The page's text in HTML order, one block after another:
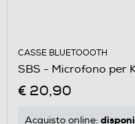
CASSE BLUETOOOTH
SBS - Microfono per
€ 20,90
Acquisto online: